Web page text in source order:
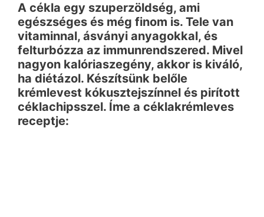
A cékla egy szuperzöldség, ami
egészséges és még finom is. Tele van
vitaminnal, ásványi anyagokkal, és
felturbózza az immunrendszered. Mivel
nagyon kalóriaszegény, akkor is kiváló,
ha diétázol. Készítsünk belőle
krémlevest kókusztejszínnel és pirított
céklachipsszel. Íme a céklakrémleves
receptje: